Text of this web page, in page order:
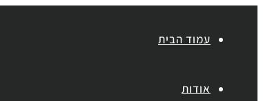
עמוד הבית
אודות